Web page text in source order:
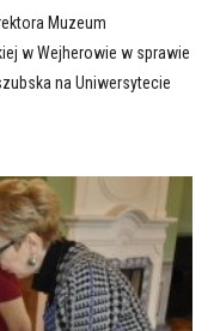
Muzeum
w Wejherowie w sprawie
na Uniwersytecie